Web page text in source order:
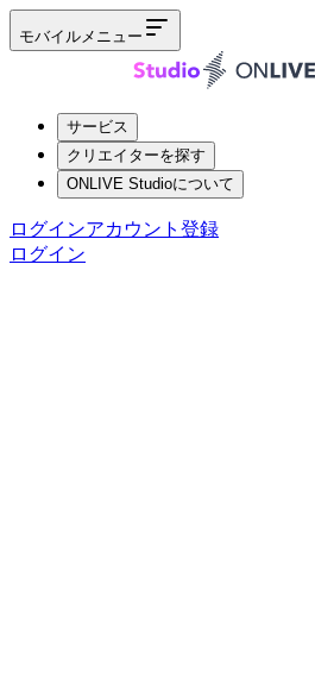
モバイルメニュー
サービス
クリエイターを探す
ONLIVE Studioについて
ログインアカウント登録
ログイン